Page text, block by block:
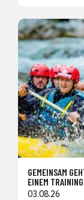
GEMEINSAM
EINEM
03.08.26